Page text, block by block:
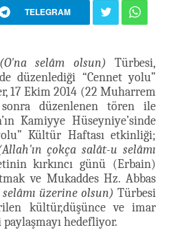
TELEGRAM
(O'na selâm olsun) Türbesi,
düzenlediği “Cennet yolu”
17 Ekim 2014 (22 Muharrem
düzenlenen tören ile
Kamiyye Hüseyniye’sinde
Kültür Haftası etkinliği;
çokça salât-u selâmı
kırkıncı günü (Erbain)
ve Mukaddes Hz. Abbas
üzerine olsun) Türbesi
kültür,düşünce ve imar
hedefliyor.